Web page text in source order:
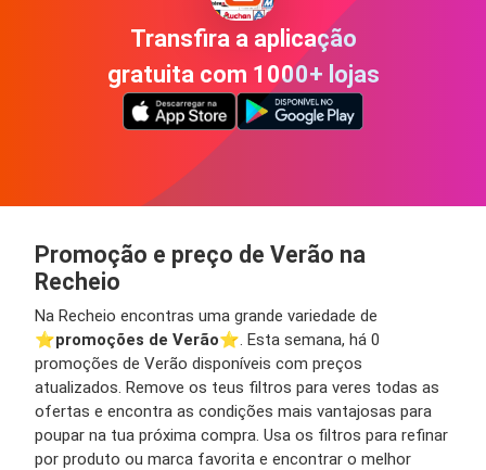
Transfira a aplicação
gratuita com 1000+ lojas
Promoção e preço de Verão na
Recheio
Na Recheio encontras uma grande variedade de
⭐️promoções de Verão⭐️. Esta semana, há 0
promoções de Verão disponíveis com preços
atualizados. Remove os teus filtros para veres todas as
ofertas e encontra as condições mais vantajosas para
poupar na tua próxima compra. Usa os filtros para refinar
por produto ou marca favorita e encontrar o melhor